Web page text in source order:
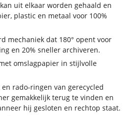
uit elkaar worden gehaald en
plastic en metaal voor 100%
mechaniek dat 180° opent voor
en 20% sneller archiveren.
omslagpapier in stijlvolle
rado-ringen van gerecycled
gemakkelijk terug te vinden en
hij gesloten en rechtop staat.